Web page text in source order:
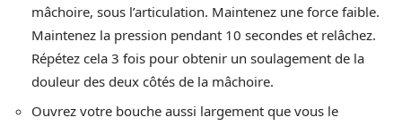
mâchoire, sous l’articulation. Maintenez une force faible.
Maintenez la pression pendant 10 secondes et relâchez.
Répétez cela 3 fois pour obtenir un soulagement de la
douleur des deux côtés de la mâchoire.
Ouvrez votre bouche aussi largement que vous le